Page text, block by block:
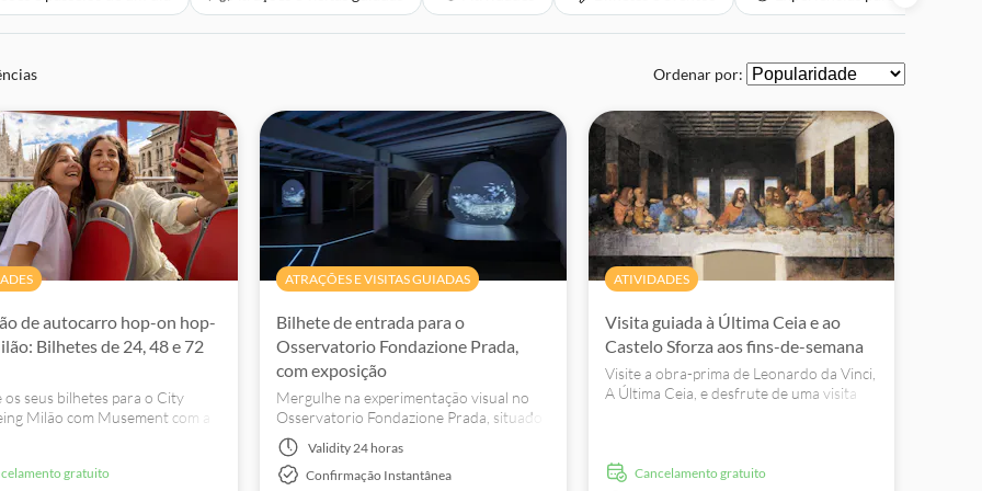
Ordenar por:
de autocarro hop-on hop-
Bilhetes de 24, 48 e 72
os seus bilhetes para o City
Milão com Musement com a
reserve as suas fantásticas
gratuito
ATRAÇÕES E VISITAS GUIADAS
Bilhete de entrada para o
Osservatorio Fondazione Prada,
com exposição
Mergulhe na experimentação visual no
Osservatorio Fondazione Prada, situado
na Galleria Vittorio Emanuele II. Visite a
exposição «The Island», de Hito Steyerl,
até 2026.
Validity 24 horas
Confirmação Instantânea
ATIVIDADES
Visita guiada à Última Ceia e ao
Castelo Sforza aos fins-de-semana
Visite a obra-prima de Leonardo da Vinci,
A Última Ceia, e desfrute de uma visita
Cancelamento gratuito